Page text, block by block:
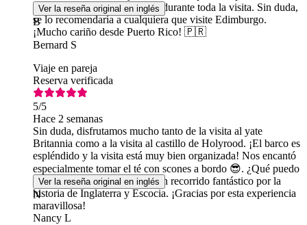
estupendo, amable y servicial durante toda la visita. Sin duda,
se lo recomendaría a cualquiera que visite Edimburgo.
¡Mucho cariño desde Puerto Rico! 🇵🇷
Ver la reseña original en inglés
B
Bernard S
Viaje en pareja
Reserva verificada
5/5
Hace 2 semanas
Sin duda, disfrutamos mucho tanto de la visita al yate
Britannia como a la visita al castillo de Holyrood. ¡El barco es
espléndido y la visita está muy bien organizada! Nos encantó
especialmente tomar el té con scones a bordo 😎. ¿Qué puedo
decir de la visita al palacio? Un recorrido fantástico por la
historia de Inglaterra y Escocia. ¡Gracias por esta experiencia
maravillosa!
Ver la reseña original en inglés
N
Nancy L